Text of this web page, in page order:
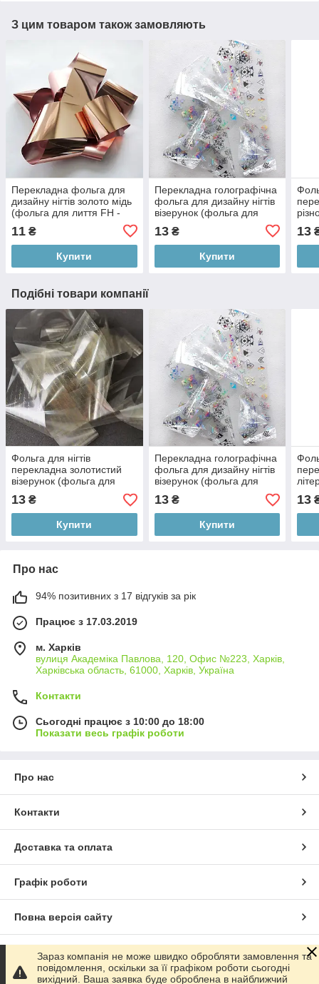
З цим товаром також замовляють
Перекладна фольга для
дизайну нігтів золото мідь
(фольга для лиття FH -
11 ₴
Купити
Перекладна голографічна
фольга для дизайну нігтів
візерунок (фольга для
ANDI Prof
13₴
Купити
13
Подібні товари компанії
Фольга для нігтів
перекладна золотистий
візерунок (фольга для
лиття ) 1 метр ANDI PROF
13 ₴
Купити
Перекладна голографічна
фольга для дизайну нігтів
візерунок (фольга для
лиття FBG-03) 1 метр
ANDI Prof
13₴
Купити
13
Про нас
94% позитивних з 17 відгуків за рік
Працює з 17.03.2019
м. Харків
вулиця Академіка Павлова, 120, Офис №223, Харків,
Харківська область, 61000, Харків, Україна
Контакти
Сьогодні працює з 10:00 до 18:00
Показати весь графік роботи
Про нас
Контакти
Доставка та оплата
Графік роботи
Повна версія сайту
Сайт створено на маркетплейсіProm.ua
Зараз компанія не може швидко обробляти замовлення та
повідомлення, оскільки за її графіком роботи сьогодні
вихідний. Ваша заявка буде оброблена в найближчий